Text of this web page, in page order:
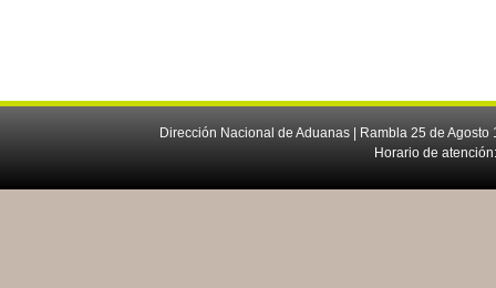
Dirección Nacional de Aduanas | Rambla 25 de
Horario de